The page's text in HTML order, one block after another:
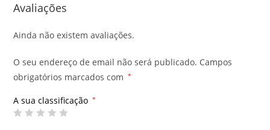
Avaliações
Ainda não existem avaliações.
O seu endereço de email não será publicado. Campos
obrigatórios marcados com
*
A sua classificação *